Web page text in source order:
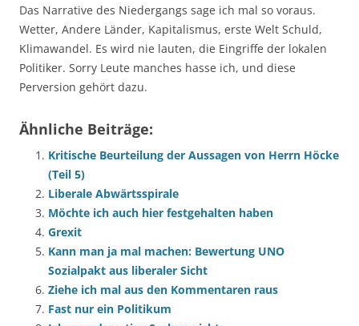
Das Narrative des Niedergangs sage ich mal so voraus.
Wetter, Andere Länder, Kapitalismus, erste Welt Schuld,
Klimawandel. Es wird nie lauten, die Eingriffe der lokalen
Politiker. Sorry Leute manches hasse ich, und diese
Perversion gehört dazu.
Ähnliche Beiträge:
Kritische Beurteilung der Aussagen von Herrn Höcke
(Teil 5)
Liberale Abwärtsspirale
Möchte ich auch hier festgehalten haben
Grexit
Kann man ja mal machen: Bewertung UNO
Sozialpakt aus liberaler Sicht
Ziehe ich mal aus den Kommentaren raus
Fast nur ein Politikum